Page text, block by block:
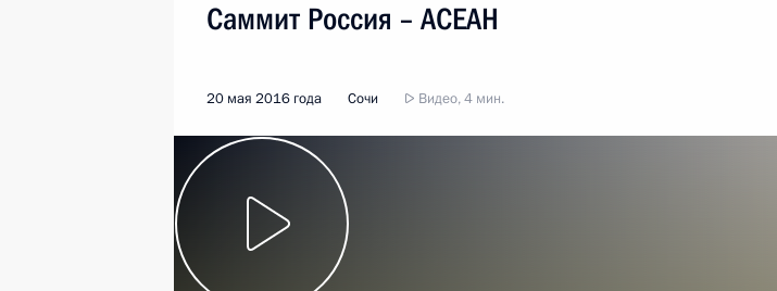
Саммит Россия – АСЕАН
20 мая 2016 года Сочи Видео, 4 мин.